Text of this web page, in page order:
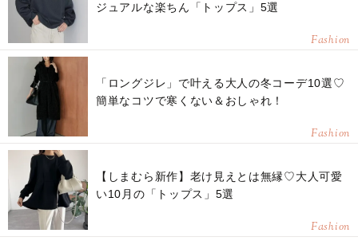
ジュアルな楽ちん「トップス」5選
Fashion
「ロングジレ」で叶える大人の冬コーデ10選♡
簡単なコツで寒くない＆おしゃれ！
Fashion
【しまむら新作】老け見えとは無縁♡大人可愛
い10月の「トップス」5選
Fashion